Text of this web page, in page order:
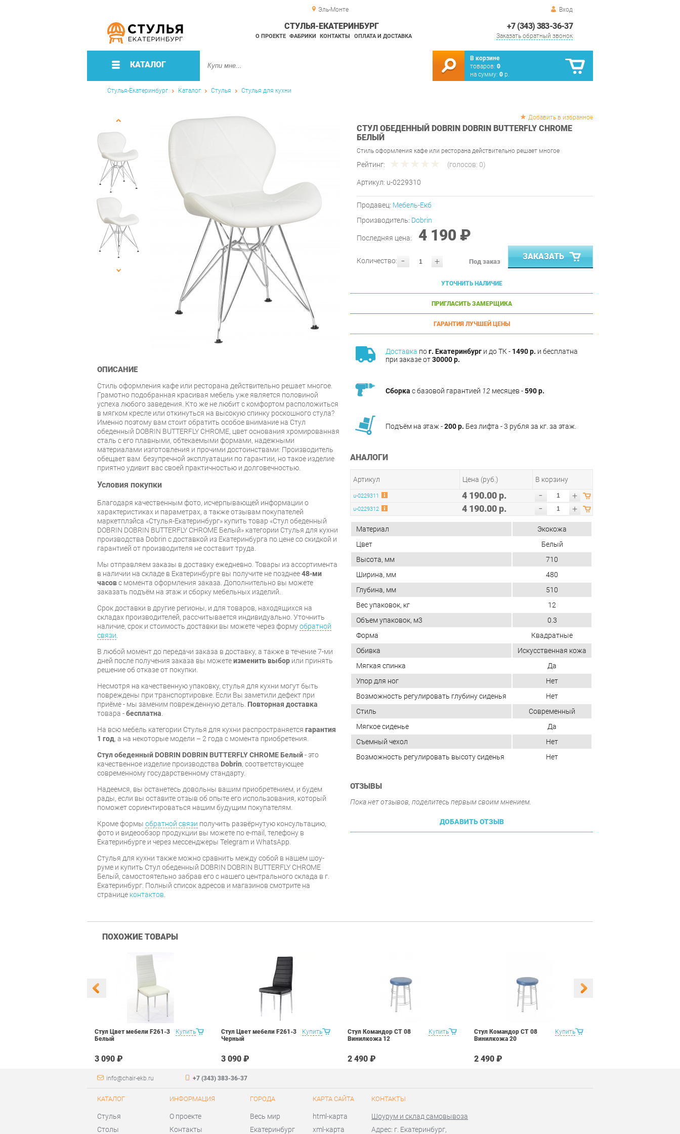
Эль-Монте Вход
+7 (343) 383-36-37
Заказать обратный звонок
СТУЛЬЯ-ЕКАТЕРИНБУРГ
О ПРОЕКТЕ ФАБРИКИ КОНТАКТЫ ОПЛАТА И ДОСТАВКА
КАТАЛОГ
В корзине
товаров: 0
на сумму: 0 р.
Стулья-Екатеринбург Каталог Стулья Стулья для кухни
Добавить в избранное
СТУЛ ОБЕДЕННЫЙ DOBRIN DOBRIN BUTTERFLY CHROME
БЕЛЫЙ
Стиль оформления кафе или ресторана действительно решает многое
Рейтинг: (голосов: 0)
Артикул: u-0229310
Продавец: Мебель-Екб
Производитель: Dobrin
Последняя цена: 4 190 ₽
- +
Количество: Под заказ
ЗАКАЗАТЬ
УТОЧНИТЬ НАЛИЧИЕ
ПРИГЛАСИТЬ ЗАМЕРЩИКА
ГАРАНТИЯ ЛУЧШЕЙ ЦЕНЫ
Доставка пог. Екатеринбург и до ТК - 1490 р. и бесплатна
при заказе от30000 р.
Сборка с базовой гарантией 12 месяцев -590 р.
Подъём на этаж -200 р. Без лифта - 3 рубля за кг. за этаж.
АНАЛОГИ
Артикул Цена (руб.) В корзину
u-0229311 4 190.00 р. - +
u-0229312 4 190.00 р. - +
ОПИСАНИЕ
Стиль оформления кафе или ресторана действительно решает многое.
Грамотно подобранная красивая мебель уже является половиной
успеха любого заведения. Кто же не любит с комфортом расположиться
в мягком кресле или откинуться на высокую спинку роскошного стула?
Именно поэтому вам стоит обратить особое внимание на Стул
обеденный DOBRIN BUTTERFLY CHROME, цвет основания хромированная
сталь с его плавными, обтекаемыми формами, надежными
материалами изготовления и прочими достоинствами: Производитель
обещает вам безупречной эксплуатации по гарантии, но такое изделие
приятно удивит вас своей практичностью и долговечностью.
Условия покупки
Благодаря качественным фото, исчерпывающей информации о
характеристиках и параметрах, а также отзывам покупателей
маркетплэйса «Стулья-Екатеринбург» купить товар «Стул обеденный
DOBRIN DOBRIN BUTTERFLY CHROME Белый» категории Стулья для кухни
производства Dobrin с доставкой из Екатеринбурга по цене со скидкой и
гарантией от производителя не составит труда.
Мы отправляем заказы в доставку ежедневно. Товары из ассортимента
в наличии на складе в Екатеринбурге вы получите не позднее48-ми
часовс момента оформления заказа. Дополнительно вы можете
заказать подъём на этаж и сборку мебельных изделий.
Срок доставки в другие регионы, и для товаров, находящихся на
складах производителей, рассчитывается индивидуально. Уточнить
наличие, срок и стоимость доставки вы можете через формуобратной
связи
В любой момент до передачи заказа в доставку, а также в течение 7-ми
дней после получения заказа вы можетеизменить выбор или принять
решение об отказе от покупки.
Несмотря на качественную упаковку, стулья для кухни могут быть
повреждены при транспортировке. Если Вы заметили дефект при
приёме - мы заменим поврежденную деталь. Повторная доставка
товара -бесплатна
На всю мебель категории Стулья для кухни распространяется гарантия
1 год, а на некоторые модели – 2 года с момента приобретения.
Стул обеденный DOBRIN DOBRIN BUTTERFLY CHROME Белый- это
качественное изделие производства Dobrin, соответствующее
современному государственному стандарту.
Надеемся, вы останетесь довольны вашим приобретением, и будем
рады, если вы оставите отзыв об опыте его использования, который
поможет сориентироваться нашим будущим покупателям.
Кроме формы обратной связи получить развёрнутую консультацию,
фото и видеообзор продукции вы можете по e-mail, телефону в
Екатеринбурге и через мессенджеры Telegram и WhatsApp.
Стулья для кухни также можно сравнить между собой в нашем шоу-
руме и купить Стул обеденный DOBRIN DOBRIN BUTTERFLY CHROME
Белый, самостоятельно забрав его с нашего центрального склада в г.
Екатеринбург. Полный список адресов и магазинов смотрите на
странице контактов
Материал
Экокожа
Цвет
Белый
Высота, мм
710
Ширина, мм
480
Глубина, мм
510
Вес упаковок, кг
12
Объем упаковок, м3
0.3
Форма
Квадратные
Обивка
Искусственная кожа
Мягкая спинка
Да
Упор для ног
Нет
Возможность регулировать глубину сиденья
Нет
Стиль
Современный
Мягкое сиденье
Да
Съемный чехол
Нет
Возможность регулировать высоту сиденья
Нет
ОТЗЫВЫ
Пока нет отзывов, поделитесь первым своим мнением.
ДОБАВИТЬ ОТЗЫВ
ПОХОЖИЕ ТОВАРЫ
Купить
Стул Цвет мебели F261-3
Белый
3 090 ₽
Купить
Стул Цвет мебели F261-3
Черный
3 090 ₽
Купить
Стул Командор СТ 08
Винилкожа 12
2 490 ₽
Купить
Стул Командор СТ 08
Винилкожа 20
2 490 ₽
info@chair-ekb.ru +7 (343) 383-36-37
КАТАЛОГ
Стулья
Столы
ИНФОРМАЦИЯ
О проекте
Контакты
ГОРОДА
Весь мир
Екатеринбург
КАРТА САЙТА
html-карта
xml-карта
КОНТАКТЫ
Шоурум и склад самовывоза
Адрес: г. Екатеринбург,